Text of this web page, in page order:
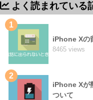
よく読まれている
1
iPhone Xの
8465 views
2
iPhone Xが
ついて